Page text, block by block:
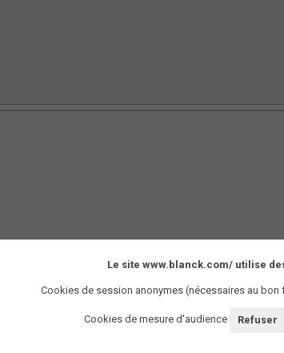
SUIVEZ-NOUS !
Le site www.blanck.com/ utilise
Cookies de session anonymes (nécessaires au bon
Cookies de mesure d'audience Refuser